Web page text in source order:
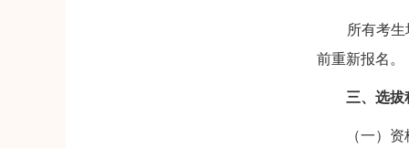
所有考生均
前重新报名。
三、选拔
（一）资